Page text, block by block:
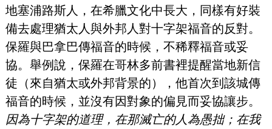
地塞浦路斯人，在希臘文化中長大，同樣有好裝
備去處理猶太人與外邦人對十字架福音的反對。
保羅與巴拿巴傳福音的時候，不稀釋福音或妥
協。舉例說，保羅在哥林多前書裡提醒當地新信
徒（來自猶太或外邦背景的），他首次到該城傳
福音的時候，並沒有因對象的偏見而妥協讓步。
因為十字架的道理，在那滅亡的人為愚拙；在我